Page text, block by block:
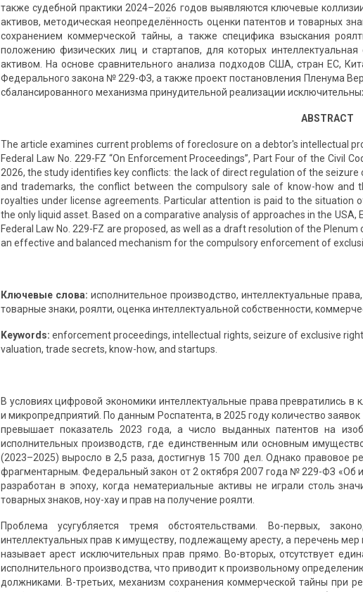
также судебной практики 2024–2026 годов выявляются ключевые
активов, методическая неопределённость оценки патентов и товарных
сохранением коммерческой тайны, а также специфика взыскания
положению физических лиц и стартапов, для которых
активом. На основе сравнительного анализа подходов США, стран ЕС,
Федерального закона № 229-ФЗ, а также проект постановления Пленума
сбалансированного механизма принудительной реализации
ABSTRACT
The article examines current problems of foreclosure on a debtor's intellectual
Federal Law No. 229-FZ “On Enforcement Proceedings”, Part Four of the Civil
2026, the study identifies key conflicts: the lack of direct regulation of the
and trademarks, the conflict between the compulsory sale of know-how
royalties under license agreements. Particular attention is paid to the
the only liquid asset. Based on a comparative analysis of approaches in the
Federal Law No. 229-FZ are proposed, as well as a draft resolution of the
an effective and balanced mechanism for the compulsory enforcement of
Ключевые слова: исполнительное производство, интеллектуальные
товарные знаки, роялти, оценка интеллектуальной собственности,
Keywords:enforcement proceedings, intellectual rights, seizure of exclusive
valuation, trade secrets, know-how, and startups.
В условиях цифровой экономики интеллектуальные права превратились
и микропредприятий. По данным Роспатента, в 2025 году количество
превышает показатель 2023 года, а число выданных патентов на
исполнительных производств, где единственным или основным
(2023–2025) выросло в 2,5 раза, достигнув 15 700 дел. Однако правовое
фрагментарным. Федеральный закон от 2 октября 2007 года № 229-ФЗ «Об
разработан в эпоху, когда нематериальные активы не играли столь
товарных знаков, ноу-хау и прав на получение роялти.
Проблема усугубляется тремя обстоятельствами. Во-первых,
интеллектуальных прав к имуществу, подлежащему аресту, а перечень
называет арест исключительных прав прямо. Во-вторых, отсутствует
исполнительного производства, что приводит к произвольному
должниками. В-третьих, механизм сохранения коммерческой тайны при